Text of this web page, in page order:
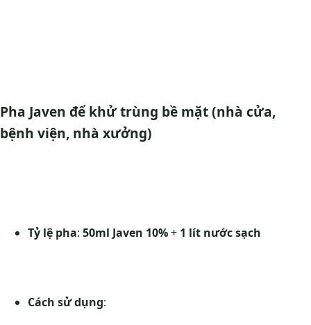
Pha Javen để khử trùng bề mặt (nhà cửa,
bệnh viện, nhà xưởng)
Tỷ lệ pha: 50ml Javen 10%+ 1 lít nước sạch
Cách sử dụng: